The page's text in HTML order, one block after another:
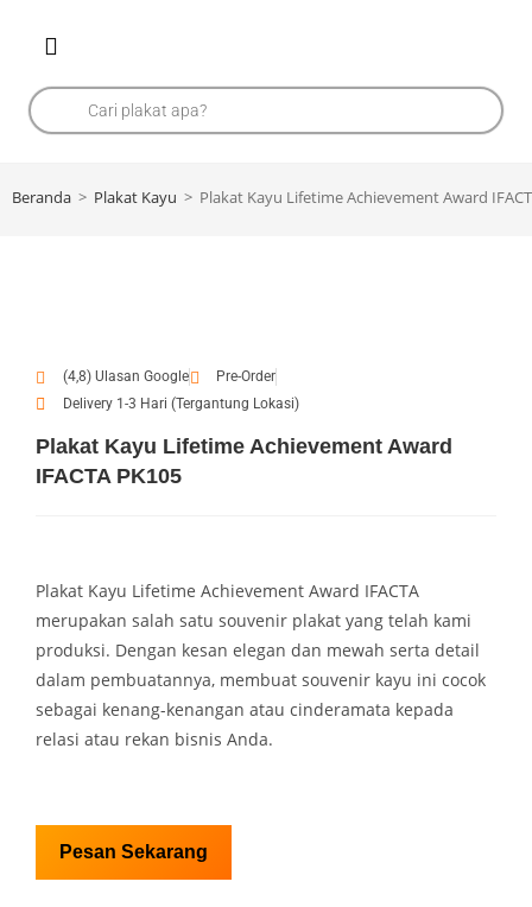
Beranda > Plakat Kayu > Plakat Kayu Lifetime Achievement Award
(4,8) Ulasan Google
Pre-Order
Delivery 1-3 Hari (Tergantung Lokasi)
Plakat Kayu Lifetime Achievement Award
IFACTA PK105
Plakat Kayu Lifetime Achievement Award IFACTA
merupakan salah satu souvenir plakat yang telah kami
produksi. Dengan kesan elegan dan mewah serta detail
dalam pembuatannya, membuat souvenir kayu ini cocok
sebagai kenang-kenangan atau cinderamata kepada
relasi atau rekan bisnis Anda.
Pesan Sekarang